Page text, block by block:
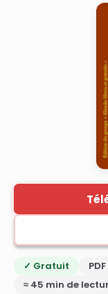
✓ Gratuit
≈ 45 min de